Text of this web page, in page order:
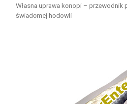
Własna uprawa konopi – przewodnik
świadomej hodowli